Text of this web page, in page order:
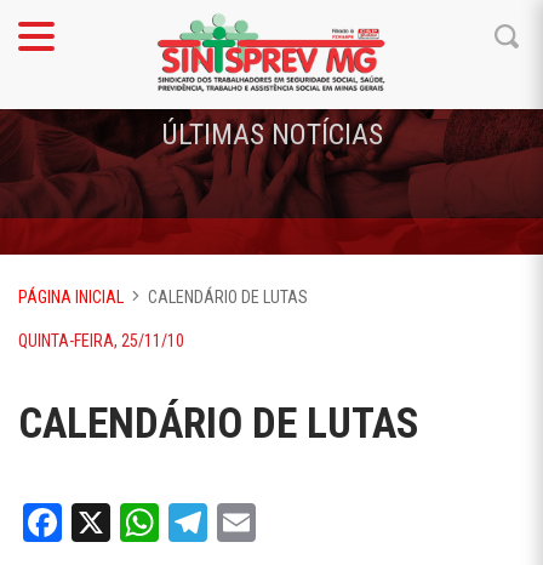
ÚLTIMAS NOTÍCIAS
PÁGINA INICIAL CALENDÁRIO DE LUTAS
QUINTA-FEIRA, 25/11/10
CALENDÁRIO DE LUTAS
Facebook
X WhatsApp
Telegram